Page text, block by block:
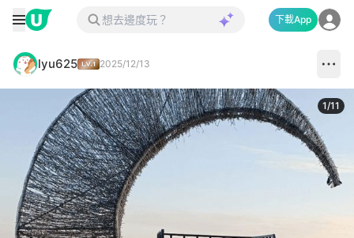
下載App
lyu625 2025/12/13
1/11